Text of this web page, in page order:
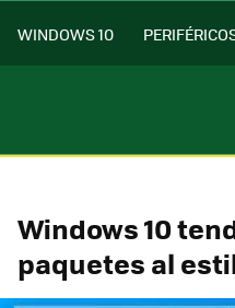
WINDOWS 10
Windows 10
paquetes al